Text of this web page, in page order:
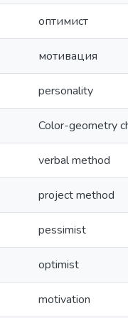
оптимист
мотивация
personality
Color-geometry
verbal method
project method
pessimist
optimist
motivation